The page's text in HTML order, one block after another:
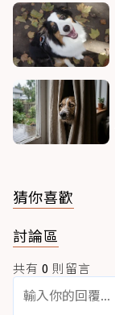
猜你喜歡
討論區
共有 0 則留言